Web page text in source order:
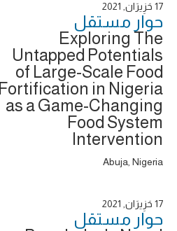
17 حَزِيرَان, 2021
حوار ‎مستقل
Exploring The
Untapped Potentials
of Large-Scale Food
Fortification in Nigeria
as a Game-Changing
Food System
Intervention
Abuja, Nigeria
17 حَزِيرَان, 2021
حوار ‎مستقل